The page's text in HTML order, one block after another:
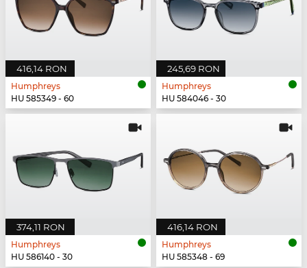
416,14 RON
Humphreys
HU 585349 - 60
245,69 RON
Humphreys
HU 584046 - 30
374,11 RON
Humphreys
HU 586140 - 30
416,14 RON
Humphreys
HU 585348 - 69